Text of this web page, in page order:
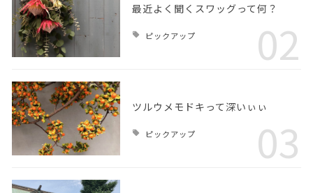
最近よく聞くスワッグって何？
ピックアップ 02
ツルウメモドキって深いぃぃ
ピックアップ 03